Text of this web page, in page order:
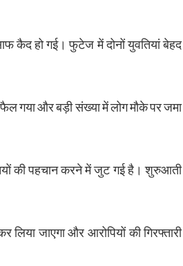
कैद हो गई। फुटेज में दोनों युवतियां बेहद
गया और बड़ी संख्या में लोग मौके पर जमा
की पहचान करने में जुट गई है। शुरुआती
लिया जाएगा और आरोपियों की गिरफ्तारी